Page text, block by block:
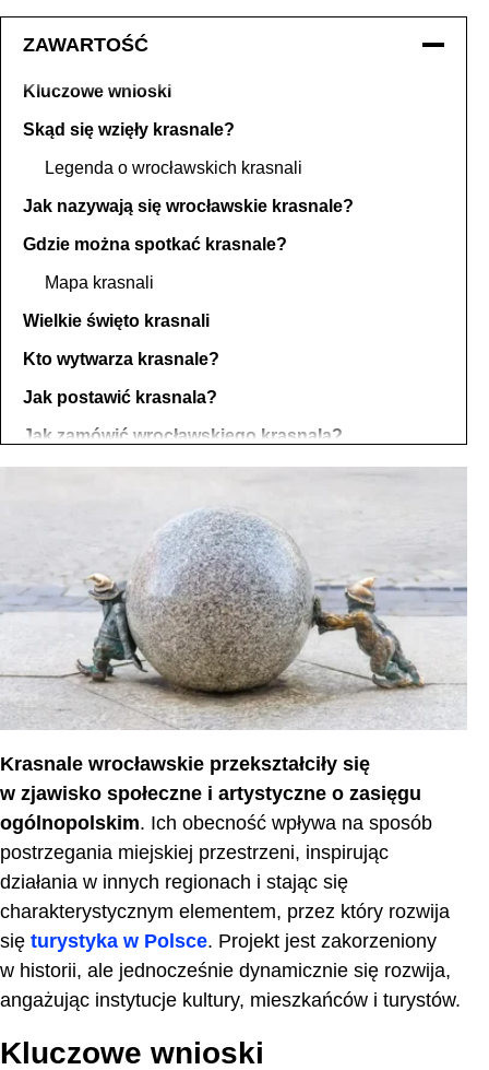
ZAWARTOŚĆ
Kluczowe wnioski
Skąd się wzięły krasnale?
Legenda o wrocławskich krasnali
Jak nazywają się wrocławskie krasnale?
Gdzie można spotkać krasnale?
Mapa krasnali
Wielkie święto krasnali
Kto wytwarza krasnale?
Jak postawić krasnala?
Jak zamówić wrocławskiego krasnala?
Inne atrakcje we Wrocławiu
Najczęściej zadawane pytania
Krasnale wrocławskie przekształciły się
w zjawisko społeczne i artystyczne o zasięgu
ogólnopolskim. Ich obecność wpływa na sposób
postrzegania miejskiej przestrzeni, inspirując
działania w innych regionach i stając się
charakterystycznym elementem, przez który rozwija
się turystyka w Polsce. Projekt jest zakorzeniony
w historii, ale jednocześnie dynamicznie się rozwija,
angażując instytucje kultury, mieszkańców i turystów.
Kluczowe wnioski